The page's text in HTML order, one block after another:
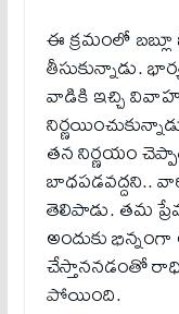
ఈ క్రమంలో
తీసుకున్నాడు.
వాడికి ఇచ్చి
తన నిర్ణయం
బాధపడవద్దని..
తెలిపాడు. తమ
అందుకు భిన్నంగా
చేస్తాననడంతో
పోయింది.